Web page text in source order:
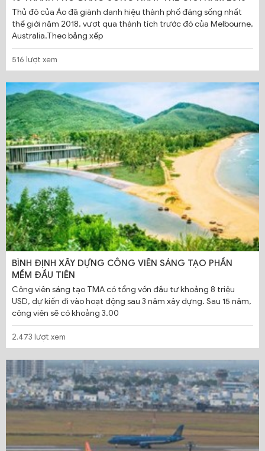
Thủ đô của Áo đã giành danh hiệu thành phố đáng sống nhất
thế giới năm 2018, vượt qua thành tích trước đó của Melbourne,
Australia.Theo bảng xếp
516 lượt xem
BÌNH ĐỊNH XÂY DỰNG CÔNG VIÊN SÁNG TẠO PHẦN
MỀM ĐẦU TIÊN
Công viên sáng tạo TMA có tổng vốn đầu tư khoảng 8 triệu
USD, dự kiến đi vào hoạt động sau 3 năm xây dựng. Sau 15 năm,
công viên sẽ có khoảng 3.00
2.473 lượt xem